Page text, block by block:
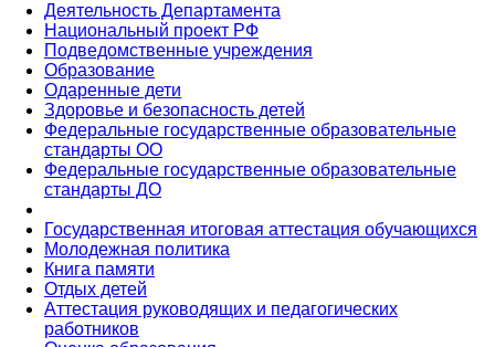
Деятельность Департамента
Национальный проект РФ
Подведомственные учреждения
Образование
Одаренные дети
Здоровье и безопасность детей
Федеральные государственные образовательные
стандарты ОО
Федеральные государственные образовательные
стандарты ДО
Государственная итоговая аттестация обучающихся
Молодежная политика
Книга памяти
Отдых детей
Аттестация руководящих и педагогических
работников